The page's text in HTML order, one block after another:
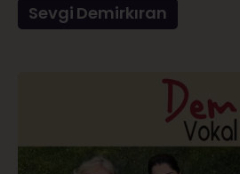
Sevgi Demirkıran